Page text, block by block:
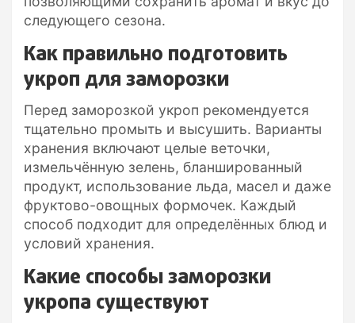
следующего сезона.
Как правильно подготовить
укроп для заморозки
Перед заморозкой укроп рекомендуется
тщательно промыть и высушить. Варианты
хранения включают целые веточки,
измельчённую зелень, бланшированный
продукт, использование льда, масел и даже
фруктово-овощных формочек. Каждый
способ подходит для определённых блюд и
условий хранения.
Какие способы заморозки
укропа существуют